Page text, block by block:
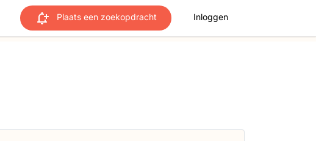
Plaats een zoekopdracht Inloggen